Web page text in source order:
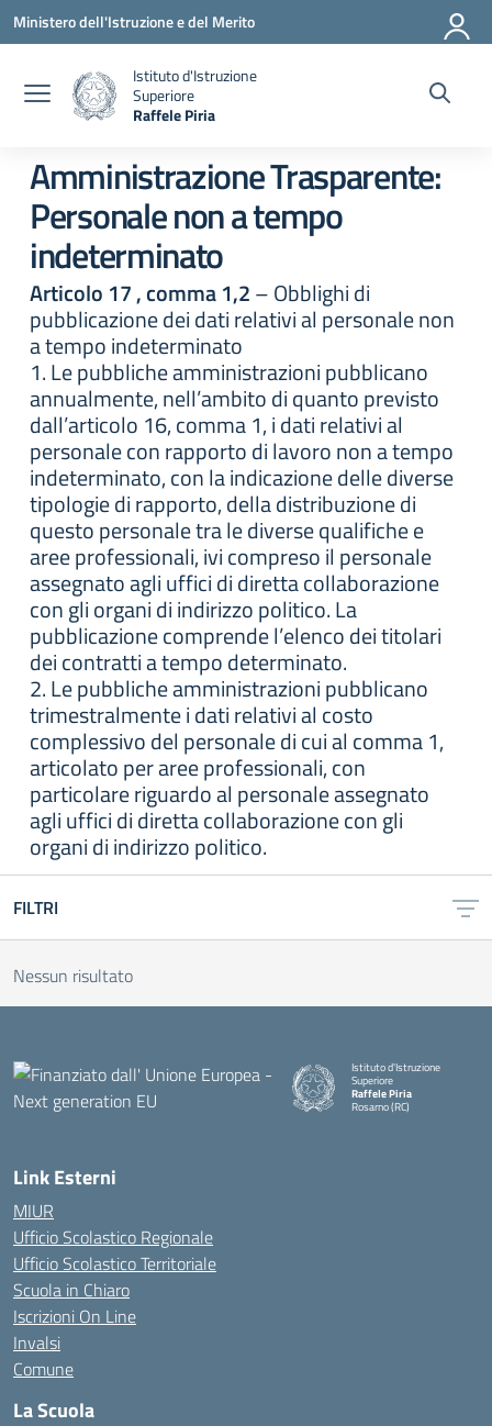
Vai ai contenuti
Vai al menu di navigazione
Vai al footer
Ministero dell'Istruzione e del Merito
Istituto d'Istruzione
Superiore
Raffele Piria
Amministrazione Trasparente:
Personale non a tempo
indeterminato
Articolo 17 , comma 1,2– Obblighi di
pubblicazione dei dati relativi al personale non
a tempo indeterminato
1. Le pubbliche amministrazioni pubblicano
annualmente, nell’ambito di quanto previsto
dall’articolo 16, comma 1, i dati relativi al
personale con rapporto di lavoro non a tempo
indeterminato, con la indicazione delle diverse
tipologie di rapporto, della distribuzione di
questo personale tra le diverse qualifiche e
aree professionali, ivi compreso il personale
assegnato agli uffici di diretta collaborazione
con gli organi di indirizzo politico. La
pubblicazione comprende l’elenco dei titolari
dei contratti a tempo determinato.
2. Le pubbliche amministrazioni pubblicano
trimestralmente i dati relativi al costo
complessivo del personale di cui al comma 1,
articolato per aree professionali, con
particolare riguardo al personale assegnato
agli uffici di diretta collaborazione con gli
organi di indirizzo politico.
FILTRI
Nessun risultato
Istituto d'Istruzione
Superiore
Raffele Piria
Rosarno (RC)
Link Esterni
MIUR
Ufficio Scolastico Regionale
Ufficio Scolastico Territoriale
Scuola in Chiaro
Iscrizioni On Line
Invalsi
Comune
La Scuola